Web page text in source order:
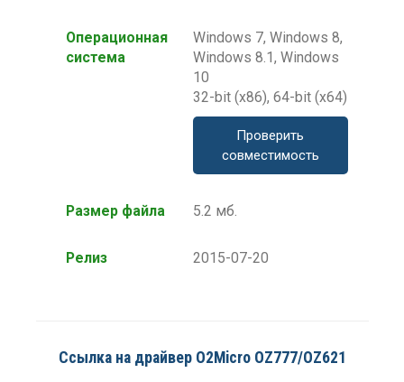
Операционная
система
Windows 7, Windows 8,
Windows 8.1, Windows
10
32-bit (x86), 64-bit (x64)
Проверить
совместимость
Размер файла 5.2 мб.
Релиз 2015-07-20
Ссылка на драйвер O2Micro OZ777/OZ621